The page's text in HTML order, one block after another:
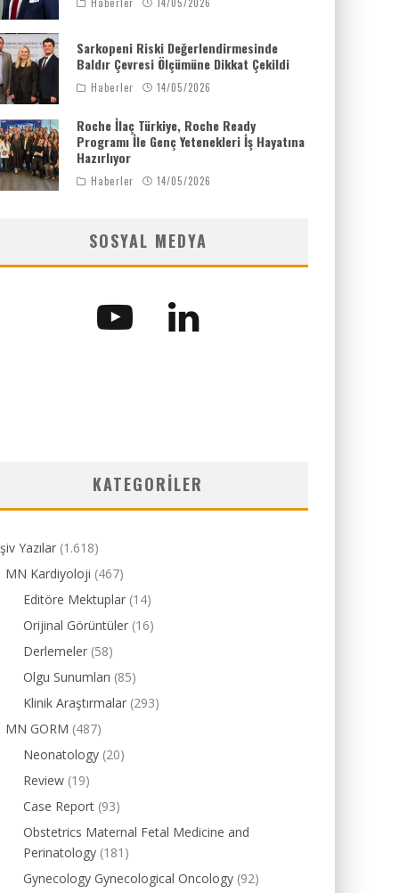
Sarkopeni Riski Değerlendirmesinde
Baldır Çevresi Ölçümüne Dikkat Çekildi
Haberler 14/05/2026
Roche İlaç Türkiye, Roche Ready
Programı İle Genç Yetenekleri İş Hayatına
Hazırlıyor
Haberler 14/05/2026
SOSYAL MEDYA
KATEGORILER
Yazılar (1.618)
MN Kardiyoloji (467)
Editöre Mektuplar (14)
Orijinal Görüntüler (16)
Derlemeler (58)
Olgu Sunumları (85)
Klinik Araştırmalar (293)
MN GORM (487)
Neonatology (20)
Review (19)
Case Report (93)
Obstetrics Maternal Fetal Medicine and
Perinatology (181)
Gynecology Gynecological Oncology (92)